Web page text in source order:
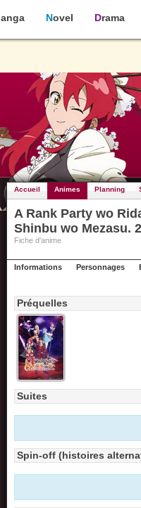
Manga Novel Drama
Accueil Animes Planning
A Rank Party wo
Shinbu wo Mezasu. 2
Fiche d'anime
Informations Personnages
Préquelles
Suites
Spin-off (histoires